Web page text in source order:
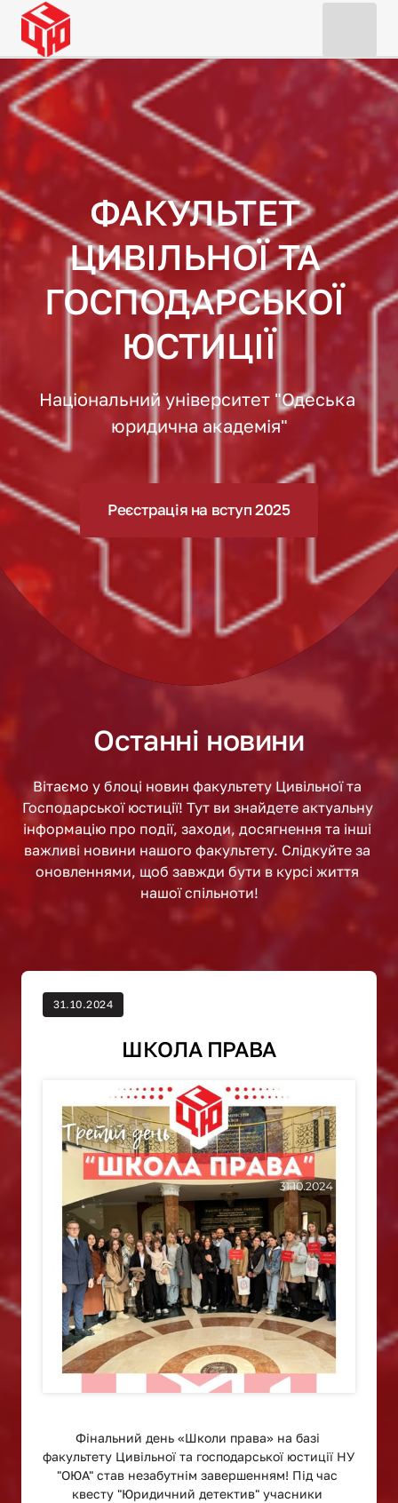
ФАКУЛЬТЕТ
ЦИВІЛЬНОЇ ТА
ГОСПОДАРСЬКОЇ
ЮСТИЦІЇ
Національний університет "Одеська
юридична академія"
Реєстрація на вступ 2025
Останні новини
Вітаємо у блоці новин факультету Цивільної та
Господарської юстиції! Тут ви знайдете актуальну
інформацію про події, заходи, досягнення та інші
важливі новини нашого факультету. Слідкуйте за
оновленнями, щоб завжди бути в курсі життя
нашої спільноти!
31.10.2024
ШКОЛА ПРАВА
Фінальний день «Школи права» на базі
факультету Цивільної та господарської юстиції НУ
"ОЮА" став незабутнім завершенням! Під час
квесту "Юридичний детектив" учасники